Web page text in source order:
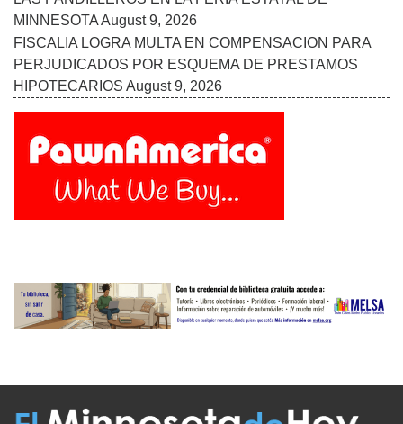
MINNESOTAAugust 9, 2026
FISCALIA LOGRA MULTA EN COMPENSACION PARA
PERJUDICADOS POR ESQUEMA DE PRESTAMOS
HIPOTECARIOS August 9, 2026